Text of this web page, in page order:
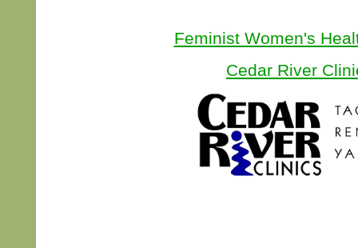
Feminist Women's
Cedar River